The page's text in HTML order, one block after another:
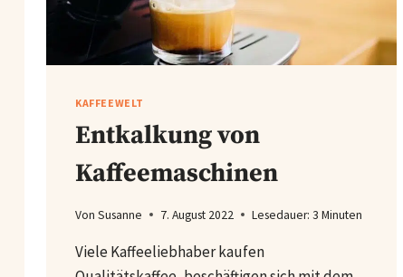
KAFFEEWELT
Entkalkung von
Kaffeemaschinen
Von Susanne 7. August 2022 Lesedauer: 3Minuten
Viele Kaffeeliebhaber kaufen